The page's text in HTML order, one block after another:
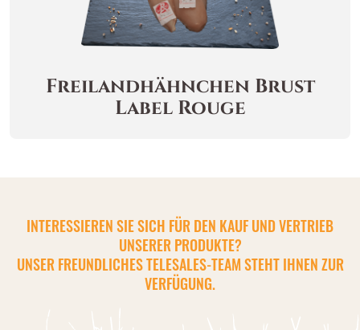
Freilandhähnchen Brust
Label Rouge
INTERESSIEREN SIE SICH FÜR DEN KAUF UND VERTRIEB
UNSERER PRODUKTE?
UNSER FREUNDLICHES TELESALES-TEAM STEHT IHNEN ZUR
VERFÜGUNG.